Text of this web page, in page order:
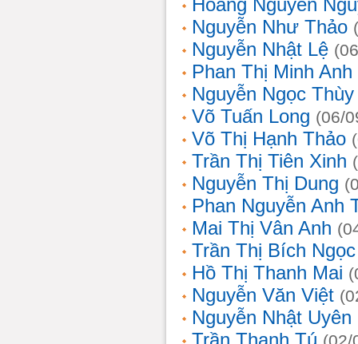
Hoàng Nguyễn
Nguyễn Như Thảo
Nguyễn Nhật Lệ
Phan Thị Minh Anh
Nguyễn Ngọc
Võ Tuấn Long (06/
Võ Thị Hạnh Thảo
Trần Thị Tiên Xinh
Nguyễn Thị Dung
Phan Nguyễn Anh
Mai Thị Vân Anh
Trần Thị Bích Ngọc
Hồ Thị Thanh Mai
Nguyễn Văn Việt
Nguyễn Nhật Uyên
Trần Thanh Tú